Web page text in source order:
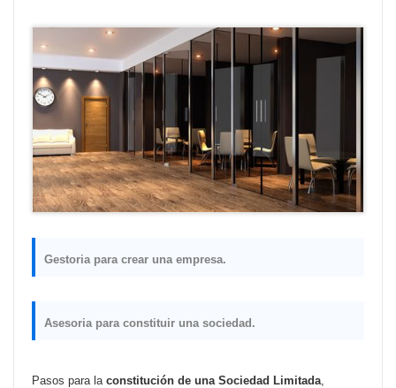
Gestoria para crear una empresa.
Asesoria para constituir una sociedad.
Pasos para la constitución de una Sociedad Limitada